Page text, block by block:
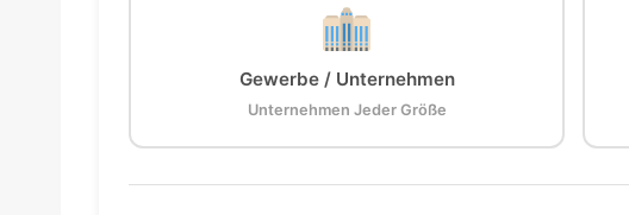
Gewerbe / Unternehmen
Unternehmen Jeder Größe